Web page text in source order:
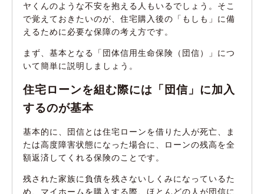
ヤくんのような不安を抱える人もいるでしょう。そこ
で覚えておきたいのが、住宅購入後の「もしも」に備
えるために必要な保障の考え方です。
まず、基本となる「団体信用生命保険（団信）」につ
いて簡単に説明しましょう。
住宅ローンを組む際には「団信」に加入
するのが基本
基本的に、団信とは住宅ローンを借りた人が死亡、ま
たは高度障害状態になった場合に、ローンの残高を全
額返済してくれる保険のことです。
残された家族に負債を残さないしくみになっているた
め、マイホームを購入する際、ほとんどの人が団信に